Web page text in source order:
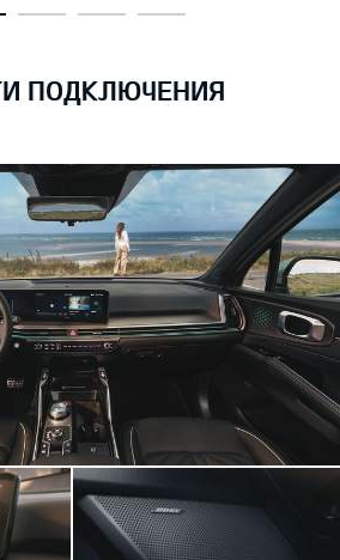
ПОДКЛЮЧЕНИЯ